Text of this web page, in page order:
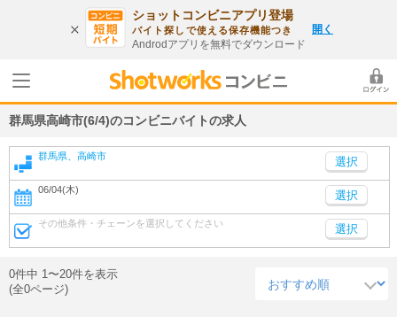
ショットコンビニアプリ登場
バイト探しで使える保存機能つき
Androdアプリを無料でダウンロード
開く
群馬県高崎市(6/4)のコンビニバイトの求人
群馬県、高崎市
06/04(木) 選択
その他条件・チェーンを選択してください 選択
0件中 1〜20件を表示
(全0ページ)